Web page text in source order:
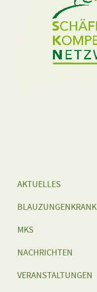
AKTUELLES
MKS
NACHRICHTEN
VERANSTALTUNGEN